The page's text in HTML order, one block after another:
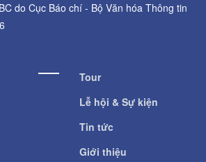
do Cục Báo chí - Bộ Văn hóa Thông tin
Tour
Lễ hội & Sự kiện
Tin tức
Giới thiệu